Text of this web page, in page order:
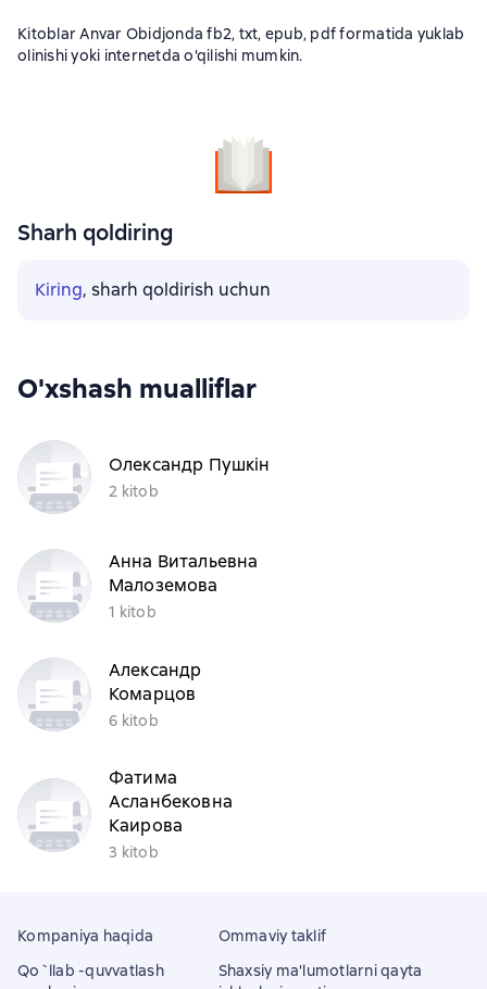
Kitoblar Anvar Obidjonda fb2, txt, epub, pdf formatida yuklab
olinishi yoki internetda o'qilishi mumkin.
Sharh qoldiring
Kiring, sharh qoldirish uchun
O'xshash mualliflar
Олександр Пушкін
2 kitob
Анна Витальевна
Малоземова
1 kitob
Александр
Комарцов
6 kitob
Фатима
Асланбековна
Каирова
3 kitob
Kompaniya haqida
Qo`llab -quvvatlash
Ommaviy taklif
Shaxsiy ma'lumotlarni qayta